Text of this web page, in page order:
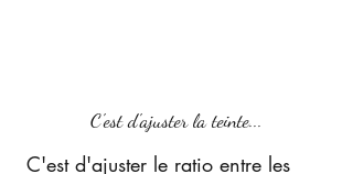
C'est d'ajuster la teinte...